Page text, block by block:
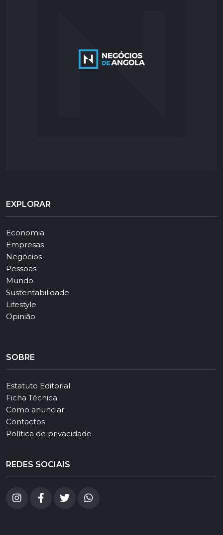
EXPLORAR
Economia
Empresas
Negócios
Pessoas
Mundo
Sustentabilidade
Lifestyle
Opinião
SOBRE
Estatuto Editorial
Ficha Técnica
Como anunciar
Contactos
Política de privacidade
REDES SOCIAIS